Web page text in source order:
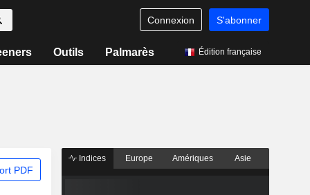
Connexion S'abonner
Outils Palmarès Édition française
PDF
Indices Europe Amériques Asie